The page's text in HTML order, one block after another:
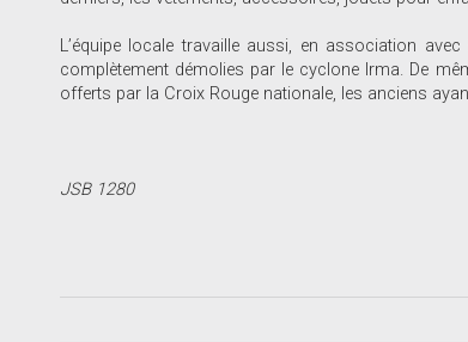
L’équipe locale travaille aussi, en association
complètement démolies par le cyclone Irma. De
offerts par la Croix Rouge nationale, les anciens
JSB 1280